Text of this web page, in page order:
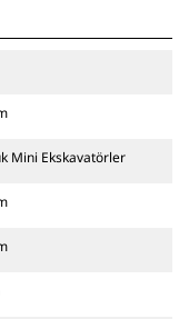
Mini Ekskavatörler